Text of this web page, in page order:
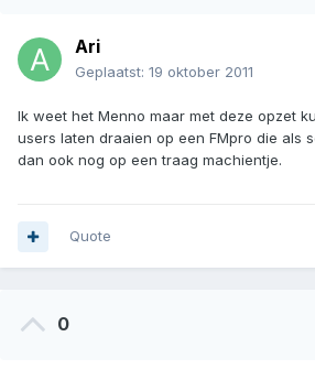
Ari
Geplaatst: 19 oktober 2011
Ik weet het Menno maar met deze opzet
users laten draaien op een FMpro die als
dan ook nog op een traag machientje.
Quote
0